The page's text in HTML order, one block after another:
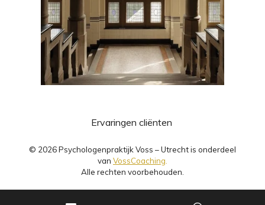
Ervaringen cliënten
© 2026 Psychologenpraktijk Voss – Utrecht is onderdeel
van VossCoaching
Alle rechten voorbehouden.